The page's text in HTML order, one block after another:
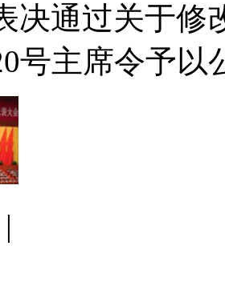
决通过关于修
号主席令予以